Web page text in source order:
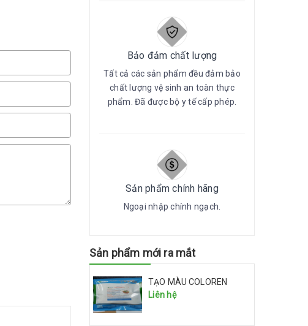
Bảo đảm chất lượng
Tất cả các sản phẩm đều đảm bảo
chất lượng vệ sinh an toàn thực
phẩm. Đã được bộ y tế cấp phép.
Sản phẩm chính hãng
Ngoại nhập chính ngạch.
Sản phẩm mới ra mắt
TẠO MÀU COLOREN
Liên hệ